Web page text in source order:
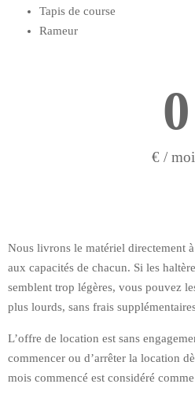
Tapis de course
Rameur
€ /
0
Nous livrons le matériel directement
aux capacités de chacun. Si les
semblent trop légères, vous pouvez
plus lourds, sans frais
L’offre de location est sans
commencer ou d’arrêter la location
mois commencé est considéré